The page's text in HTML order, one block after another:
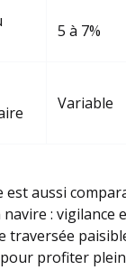
5 à 7%
Variable
est aussi
: vigilance
traversée
profiter